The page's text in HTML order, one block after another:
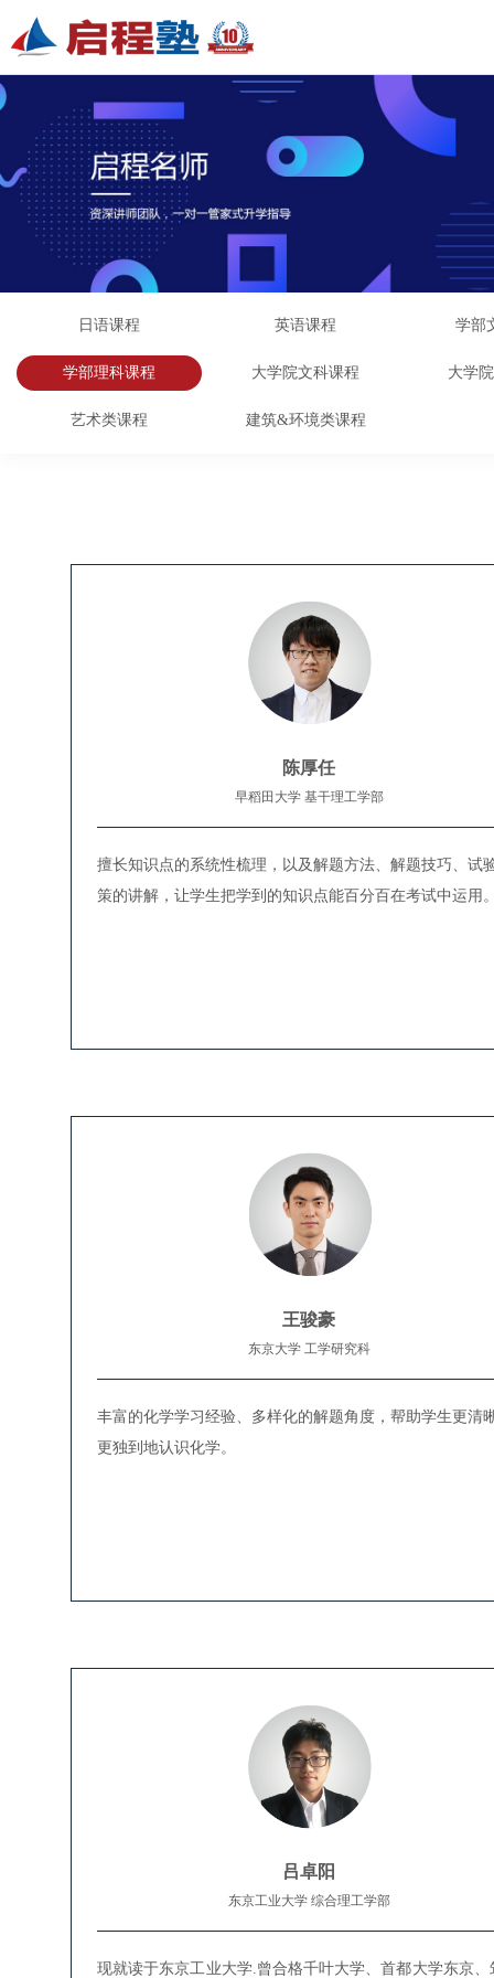
日语课程 英语课程 学部
学部理科课程 大学院文科课程 大学
艺术类课程 建筑&环境类课程
陈厚任
早稻田大学 基干理工学部
擅长知识点的系统性梳理，以及解题方法、解题技巧、试
策的讲解，让学生把学到的知识点能百分百在考试中运用
王骏豪
东京大学 工学研究科
丰富的化学学习经验、多样化的解题角度，帮助学生更清
更独到地认识化学。
吕卓阳
东京工业大学 综合理工学部
现就读于东京工业大学.曾合格千叶大学、首都大学东京、